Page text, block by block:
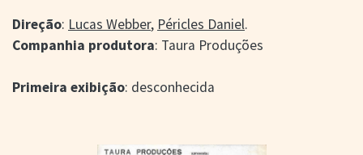
> BIBLIOGRAFIAS
CONTATO E
Direção: Lucas Webber, Péricles Daniel.
Companhia produtora: Taura Produções
Primeira exibição: desconhecida